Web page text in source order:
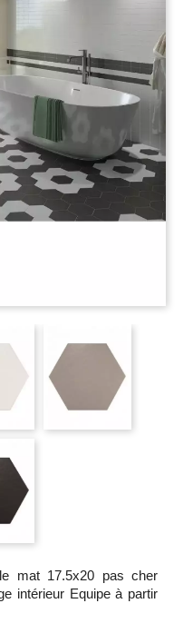
mat 17.5x20 pas cher
intérieur Equipe à partir